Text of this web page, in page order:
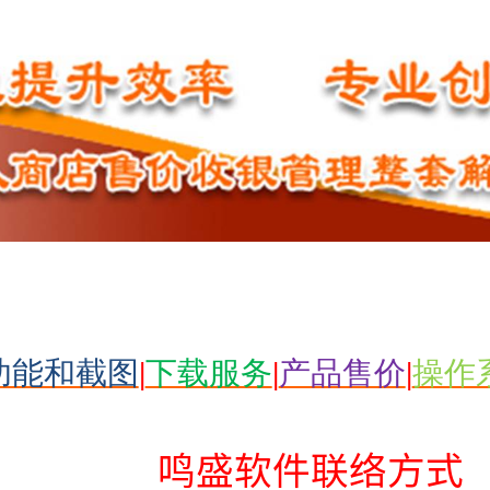
能和截图 |下载服务|产品售价|操作
鸣盛软件联络方式